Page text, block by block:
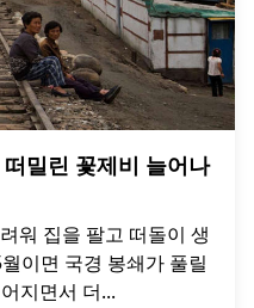
밀린 꽃제비 늘어나
워 집을 팔고 떠돌이 생
이면 국경 봉쇄가 풀릴
지면서 더...